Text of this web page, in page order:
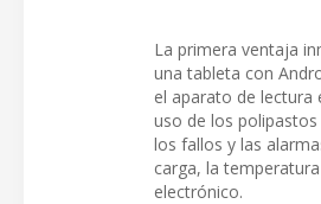
La primera ventaja
una tableta con
el aparato de lectura
uso de los
los fallos y las
carga, la
electrónico.